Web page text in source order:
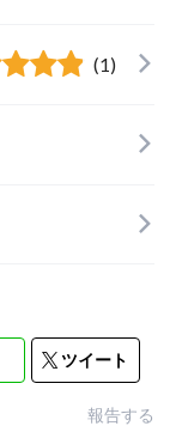
(1)
ツイート
報告する